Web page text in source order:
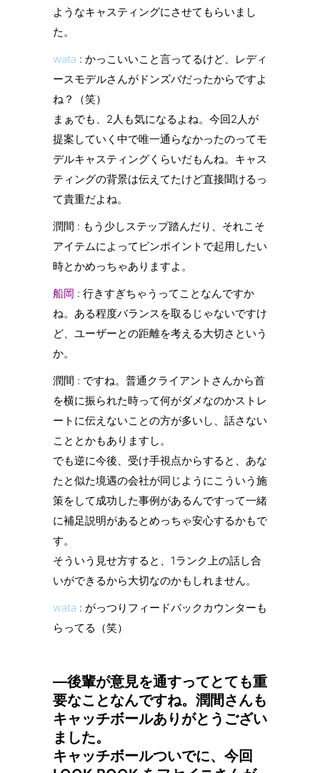
ようなキャスティングにさせてもらいまし
た。
wata : かっこいいこと言ってるけど、レディ
ースモデルさんがドンズバだったからですよ
ね？（笑）
まぁでも、2人も気になるよね。今回2人が
提案していく中で唯一通らなかったのってモ
デルキャスティングくらいだもんね。キャス
ティングの背景は伝えてたけど直接聞けるっ
て貴重だよね。
潤間 : もう少しステップ踏んだり、それこそ
アイテムによってピンポイントで起用したい
時とかめっちゃありますよ。
船岡 : 行きすぎちゃうってことなんですか
ね。ある程度バランスを取るじゃないですけ
ど、ユーザーとの距離を考える大切さという
か。
潤間 : ですね。普通クライアントさんから首
を横に振られた時って何がダメなのかストレ
ートに伝えないことの方が多いし、話さない
こととかもありますし。
でも逆に今後、受け手視点からすると、あな
たと似た境遇の会社が同じようにこういう施
策をして成功した事例があるんですって一緒
に補足説明があるとめっちゃ安心するかもで
す。
そういう見せ方すると、1ランク上の話し合
いができるから大切なのかもしれません。
wata : がっつりフィードバックカウンターも
らってる（笑）
—後輩が意見を通すってとても重
要なことなんですね。潤間さんも
キャッチボールありがとうござい
ました。
キャッチボールついでに、今回